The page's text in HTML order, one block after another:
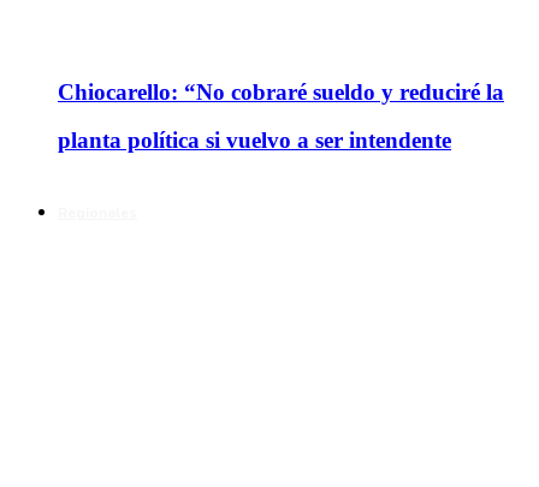
Chiocarello: “No cobraré sueldo y reduciré la
planta política si vuelvo a ser intendente